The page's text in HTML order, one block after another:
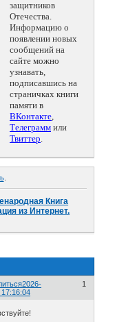
защитников
Отечества.
Информацию о
появлении новых
сообщений на
сайте можно
узнавать,
подписавшись на
страничках книги
памяти в
ВКонтакте,
Телеграмм или
Твиттер.
.
Книга
из Интернет.
1
2026-